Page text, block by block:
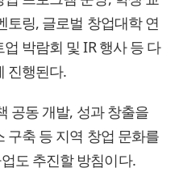
토링, 글로벌 창업대학 연
박람회 및 IR 행사 등 다
진행된다.
공동 개발, 성과 창출을
구축 등 지역 창업 문화를
도 추진할 방침이다.